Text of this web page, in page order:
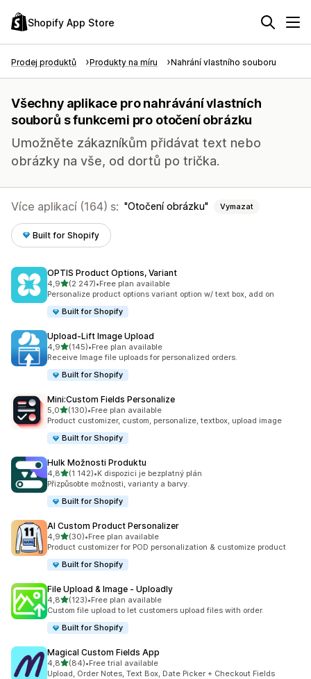
Shopify App Store
Prodej produktů Produkty na míru Nahrání vlastního souboru
Všechny aplikace pro nahrávání vlastních
souborů s funkcemi pro otočení obrázku
Umožněte zákazníkům přidávat text nebo
obrázky na vše, od dortů po trička.
Více aplikací (164) s: Otočení obrázku Vymazat
Built for Shopify
OPTIS Product Options, Variant
4,9z 5 hvězd
(2 247)
Celkový počet recenzí: 2247
•Free plan available
Personalize product options variant option w/ text box, add on
Built for Shopify
Upload‑Lift Image Upload
4,9z 5 hvězd
(145)
Celkový počet recenzí: 145
•Free plan available
Receive Image file uploads for personalized orders.
Built for Shopify
Mini:Custom Fields Personalize
5,0z 5 hvězd
(130)
Celkový počet recenzí: 130
•Free plan available
Product customizer, custom, personalize, textbox, upload image
Built for Shopify
Hulk Možnosti Produktu
4,8z 5 hvězd
(1 142)
Celkový počet recenzí: 1142
•K dispozici je bezplatný plán
Přizpůsobte možnosti, varianty a barvy.
Built for Shopify
AI Custom Product Personalizer
4,9z 5 hvězd
(30)
Celkový počet recenzí: 30
•Free plan available
Product customizer for POD personalization & customize product
Built for Shopify
File Upload & Image ‑ Uploadly
4,8z 5 hvězd
(123)
Celkový počet recenzí: 123
•Free plan available
Custom file upload to let customers upload files with order.
Built for Shopify
Magical Custom Fields App
4,8z 5 hvězd
(84)
Celkový počet recenzí: 84
•Free trial available
Upload, Order Notes, Text Box, Date Picker + Checkout Fields